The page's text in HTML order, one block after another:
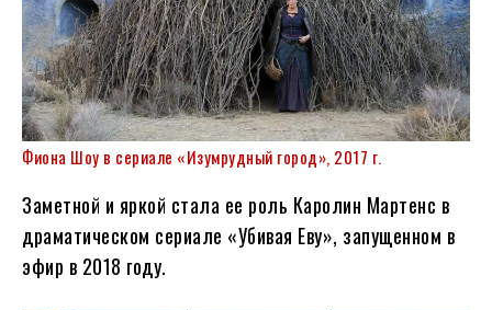
Фиона Шоу в сериале «Изумрудный город», 2017 г.
Заметной и яркой стала ее роль Каролин Мартенс в
драматическом сериале «Убивая Еву», запущенном в
эфир в 2018 году.